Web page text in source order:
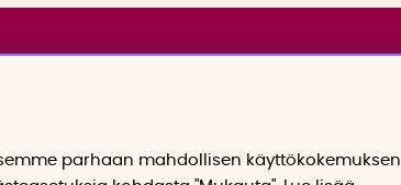
parhaan mahdollisen käyttökokemuksen